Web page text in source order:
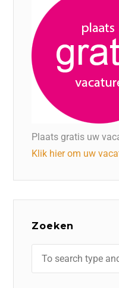
Plaats gratis uw
Klik hier om uw
Zoeken